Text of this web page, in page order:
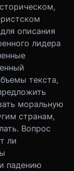
описания
лидера
текста,
моральную
странам,
Вопрос
ли
падению